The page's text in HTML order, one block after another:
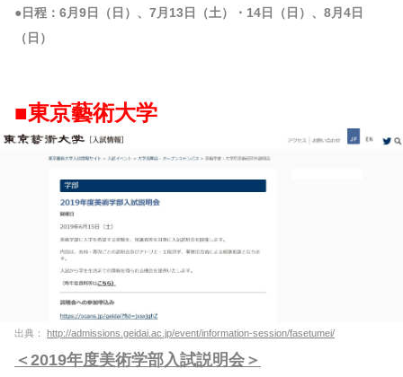
●日程：6月9日（日）、7月13日（土）・14日（日）、8月4日
（日）
■東京藝術大学
出典： http://admissions.geidai.ac.jp/event/information-session/fasetumei/
＜2019年度美術学部入試説明会＞